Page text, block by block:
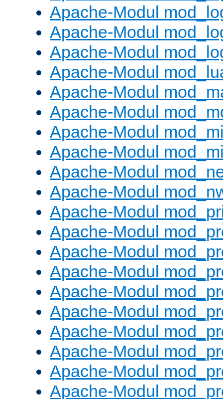
Apache-Modul
Apache-Modul
Apache-Modul
Apache-Modul
Apache-Modul
Apache-Modul
Apache-Modul
Apache-Modul
Apache-Modul
Apache-Modul
Apache-Modul
Apache-Modul
Apache-Modul
Apache-Modul
Apache-Modul
Apache-Modul
Apache-Modul
Apache-Modul
Apache-Modul
Apache-Modul